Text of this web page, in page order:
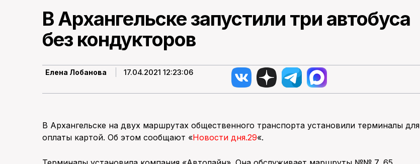
В Архангельске запустили три автобуса
без кондукторов
Елена Лобанова 17.04.2021 12:23:06
В Архангельске на двух маршрутах общественного транспорта установили терминалы для
оплаты картой. Об этом сообщают «Новости дня.29«.